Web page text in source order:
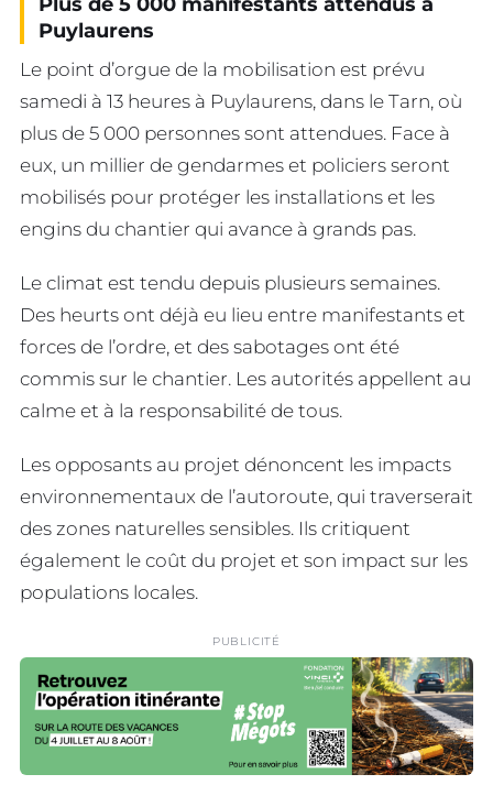
Plus de 5 000 manifestants attendus à
Puylaurens
Le point d’orgue de la mobilisation est prévu
samedi à 13 heures à Puylaurens, dans le Tarn, où
plus de 5 000 personnes sont attendues. Face à
eux, un millier de gendarmes et policiers seront
mobilisés pour protéger les installations et les
engins du chantier qui avance à grands pas.
Le climat est tendu depuis plusieurs semaines.
Des heurts ont déjà eu lieu entre manifestants et
forces de l’ordre, et des sabotages ont été
commis sur le chantier. Les autorités appellent au
calme et à la responsabilité de tous.
Les opposants au projet dénoncent les impacts
environnementaux de l’autoroute, qui traverserait
des zones naturelles sensibles. Ils critiquent
également le coût du projet et son impact sur les
populations locales.
PUBLICITÉ